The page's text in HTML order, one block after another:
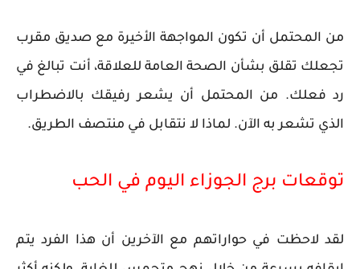
من المحتمل أن تكون المواجهة الأخيرة مع صديق مقرب
تجعلك تقلق بشأن الصحة العامة للعلاقة، أنت تبالغ في
رد فعلك. من المحتمل أن يشعر رفيقك بالاضطراب
الذي تشعر به الآن. لماذا لا نتقابل في منتصف الطريق.
توقعات برج الجوزاء اليوم في الحب
لقد لاحظت في حواراتهم مع الآخرين أن هذا الفرد يتم